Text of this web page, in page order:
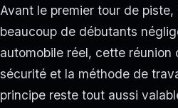
Avant le premier tour de
beaucoup de débutants
automobile réel, cette réunion
sécurité et la méthode de
principe reste tout aussi